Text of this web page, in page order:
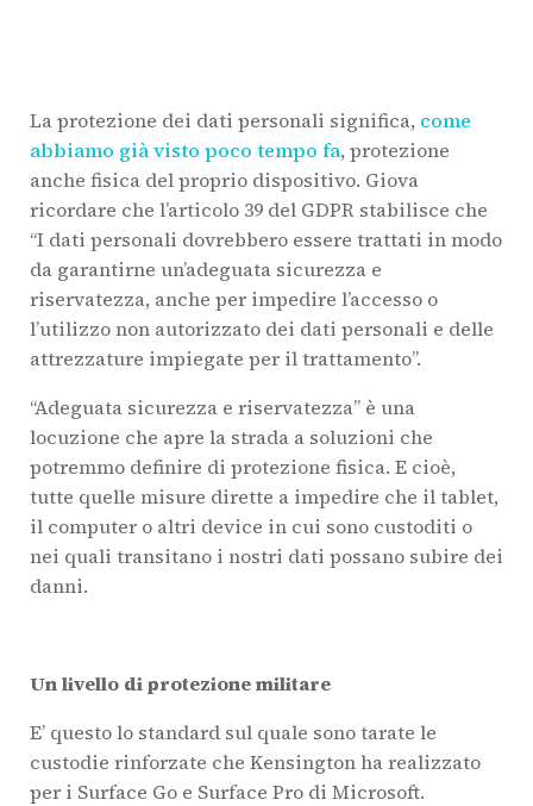
La protezione dei dati personali significa, come
abbiamo già visto poco tempo fa, protezione
anche fisica del proprio dispositivo. Giova
ricordare che l’articolo 39 del GDPR stabilisce che
“I dati personali dovrebbero essere trattati in modo
da garantirne un’adeguata sicurezza e
riservatezza, anche per impedire l’accesso o
l’utilizzo non autorizzato dei dati personali e delle
attrezzature impiegate per il trattamento”.
“Adeguata sicurezza e riservatezza” è una
locuzione che apre la strada a soluzioni che
potremmo definire di protezione fisica. E cioè,
tutte quelle misure dirette a impedire che il tablet,
il computer o altri device in cui sono custoditi o
nei quali transitano i nostri dati possano subire dei
danni.
Un livello di protezione militare
E’ questo lo standard sul quale sono tarate le
custodie rinforzate che Kensington ha realizzato
per i Surface Go e Surface Pro di Microsoft.